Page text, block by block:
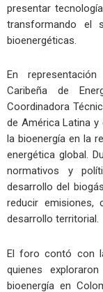
presentar
transformando el
bioenergéticas.
En
Caribeña de
Coordinadora
de América Latina y
la bioenergía en la
energética global.
normativos y
desarrollo del
reducir emisiones,
desarrollo territorial.
El foro contó con
quienes
bioenergía en